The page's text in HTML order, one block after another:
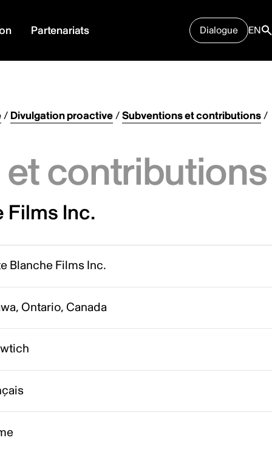
Partenariats Dialogue EN
/ Divulgation proactive/Subventions et contributions/
contributions
Films Inc.
Blanche Films Inc.
Ontario, Canada